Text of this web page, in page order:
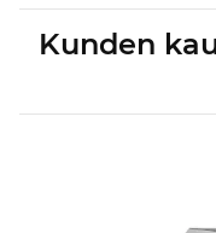
Kunden